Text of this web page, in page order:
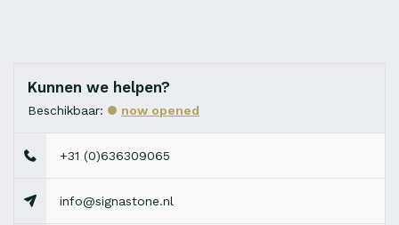
Kunnen we helpen?
Beschikbaar: now opened
+31 (0)636309065
info@signastone.nl